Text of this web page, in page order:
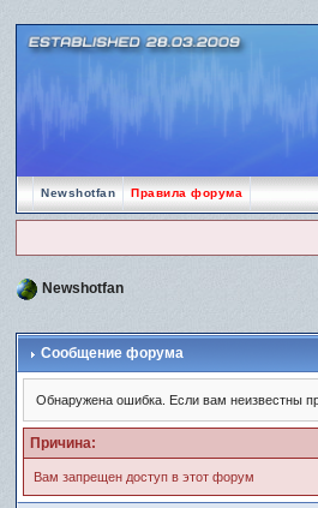
Newshotfan Правила форума
Newshotfan
Сообщение форума
Обнаружена ошибка. Если вам неизвестны
Причина:
Вам запрещен доступ в этот форум